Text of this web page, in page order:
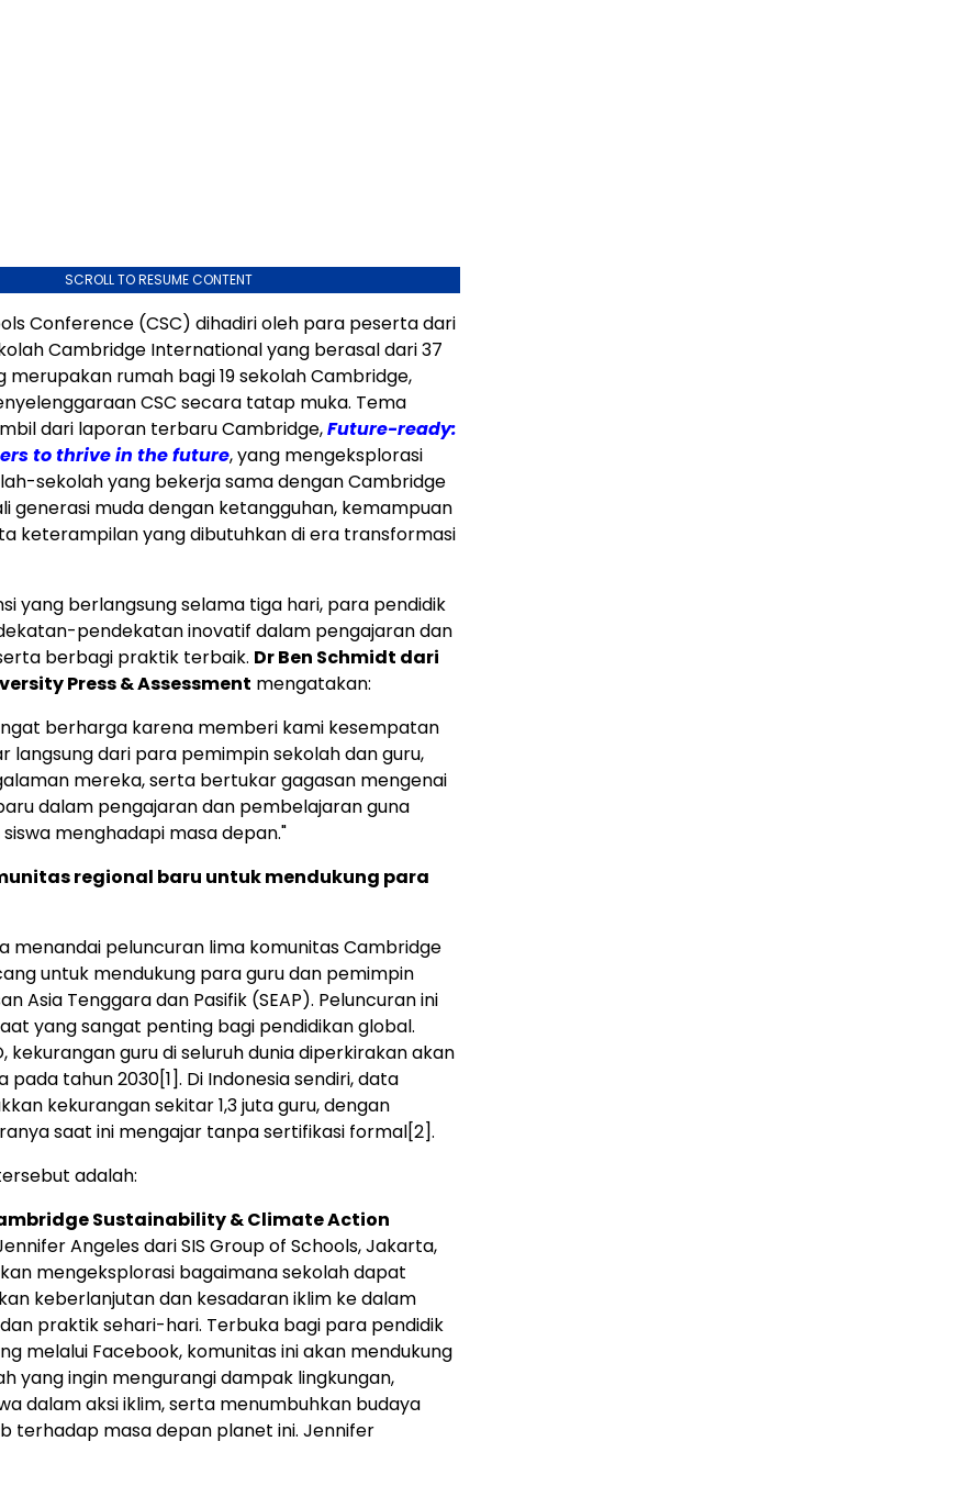
SCROLL TO RESUME CONTENT
Conference (CSC) dihadiri oleh para peserta dari
Cambridge International yang berasal dari 37
merupakan rumah bagi 19 sekolahCambridge,
CSC secara tatap muka. Tema
dari laporan terbaruCambridge,Future-ready:
to thrive in the future, yang mengeksplorasi
sekolah yang bekerja sama denganCambridge
generasi muda dengan ketangguhan, kemampuan
keterampilan yang dibutuhkan di era transformasi
yang berlangsung selama tiga hari, para pendidik
pendekatan inovatif dalam pengajaran dan
berbagi praktik terbaik. DrBen Schmidt dari
Press & Assessment mengatakan:
berharga karena memberi kami kesempatan
langsung dari para pemimpin sekolah dan guru,
mereka, serta bertukar gagasan mengenai
dalam pengajaran dan pembelajaran guna
menghadapi masa depan."
regional baru untuk mendukung para
menandai peluncuran lima komunitasCambridge
untuk mendukung para guru dan pemimpin
Asia Tenggaradan Pasifik (SEAP). Peluncuran ini
yang sangat penting bagi pendidikan global.
kekurangan guru di seluruh dunia diperkirakan akan
pada tahun 2030[1]. Di Indonesia sendiri, data
kekurangan sekitar 1,3 juta guru, dengan
saat ini mengajar tanpa sertifikasi formal[2].
adalah:
Sustainability & Climate Action
Angelesdari SIS Group of Schools,Jakarta,
mengeksplorasi bagaimana sekolah dapat
keberlanjutan dan kesadaran iklim ke dalam
praktik sehari-hari. Terbuka bagi para pendidik
melalui Facebook, komunitas ini akan mendukung
yang ingin mengurangi dampak lingkungan,
dalam aksi iklim, serta menumbuhkan budaya
terhadap masa depan planet ini. Jennifer